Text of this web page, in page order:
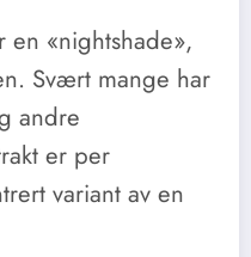
en «nightshade»,
Svært mange har
andre
er per
variant av en